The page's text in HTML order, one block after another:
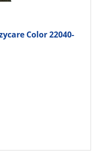
Color 22040-